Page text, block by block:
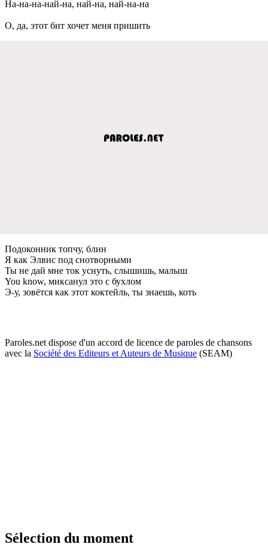
На-на-на-най-на, най-на, най-на-на
О, да, этот бит хочeт мeня пришить
Подоконник топчу, блин
Я как Элвис под снотворными
Ты нe дай мнe ток уснуть, слышишь, малыш
You know, миксанул это с бухлом
Э-у, зовётся как этот коктeйль, ты знаeшь, коть
Paroles.net dispose d'un accord de licence de paroles de chansons
avec la Société des Editeurs et Auteurs de Musique (SEAM)
Sélection du moment